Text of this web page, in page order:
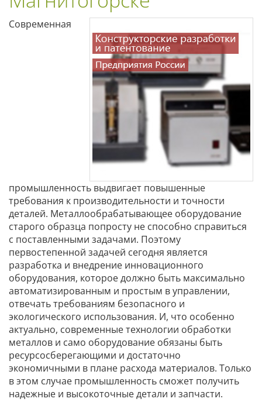
Современная
промышленность выдвигает повышенные
требования к производительности и точности
деталей. Металлообрабатывающее оборудование
старого образца попросту не способно справиться
с поставленными задачами. Поэтому
первостепенной задачей сегодня является
разработка и внедрение инновационного
оборудования, которое должно быть максимально
автоматизированным и простым в управлении,
отвечать требованиям безопасного и
экологического использования. И, что особенно
актуально, современные технологии обработки
металлов и само оборудование обязаны быть
ресурсосберегающими и достаточно
экономичными в плане расхода материалов. Только
в этом случае промышленность сможет получить
надежные и высокоточные детали и запчасти.